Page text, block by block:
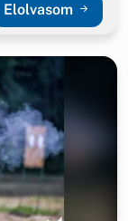
Elolvasom